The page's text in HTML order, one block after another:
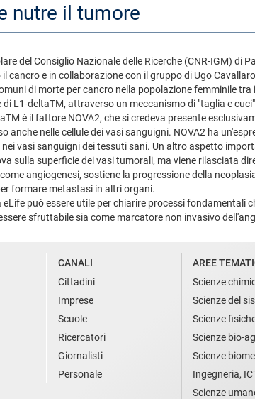
nutre il tumore
del Consiglio Nazionale delle Ricerche (CNR-IGM) di
cancro e in collaborazione con il gruppo di Ugo
di morte per cancro nella popolazione femminile
L1-deltaTM, attraverso un meccanismo di "taglia e
è il fattore NOVA2, che si credeva presente
anche nelle cellule dei vasi sanguigni. NOVA2 ha
vasi sanguigni dei tessuti sani. Un altro aspetto
sulla superficie dei vasi tumorali, ma viene rilasciata
angiogenesi, sostiene la progressione della
formare metastasi in altri organi.
può essere utile per chiarire processi fondamentali
sfruttabile sia come marcatore non invasivo
CANALI
Cittadini
Imprese
Scuole
Ricercatori
Giornalisti
Personale
AREE
Scienze
Scienze del
Scienze
Scienze bio-
Scienze
Ingegneria,
Scienze